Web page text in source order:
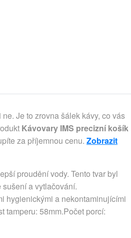
Je to zrovna šálek kávy, co vás
Kávovary IMS precizní košík
za příjemnou cenu. Zobrazit
proudění vody. Tento tvar byl
a vytlačování.
hygienickými a nekontaminujícími
tamperu: 58mm.Počet porcí: